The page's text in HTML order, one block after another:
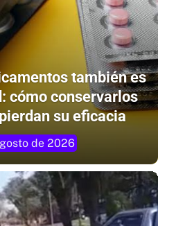
también es
cómo conservarlos
su eficacia
de 2026